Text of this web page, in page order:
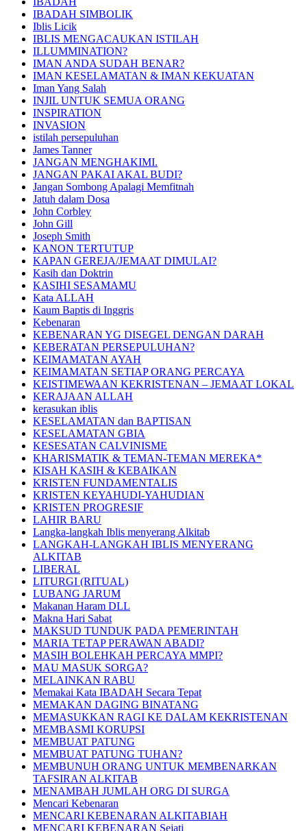
IBADAH SIMBOLIK
Iblis Licik
IBLIS MENGACAUKAN ISTILAH
ILLUMMINATION?
IMAN ANDA SUDAH BENAR?
IMAN KESELAMATAN & IMAN KEKUATAN
Iman Yang Salah
INJIL UNTUK SEMUA ORANG
INSPIRATION
INVASION
istilah persepuluhan
James Tanner
JANGAN MENGHAKIMI.
JANGAN PAKAI AKAL BUDI?
Jangan Sombong Apalagi Memfitnah
Jatuh dalam Dosa
John Corbley
John Gill
Joseph Smith
KANON TERTUTUP
KAPAN GEREJA/JEMAAT DIMULAI?
Kasih dan Doktrin
KASIHI SESAMAMU
Kata ALLAH
Kaum Baptis di Inggris
Kebenaran
KEBENARAN YG DISEGEL DENGAN DARAH
KEBERATAN PERSEPULUHAN?
KEIMAMATAN AYAH
KEIMAMATAN SETIAP ORANG PERCAYA
KEISTIMEWAAN KEKRISTENAN – JEMAAT LOKAL
KERAJAAN ALLAH
kerasukan iblis
KESELAMATAN dan BAPTISAN
KESELAMATAN GBIA
KESESATAN CALVINISME
KHARISMATIK & TEMAN-TEMAN MEREKA*
KISAH KASIH & KEBAIKAN
KRISTEN FUNDAMENTALIS
KRISTEN KEYAHUDI-YAHUDIAN
KRISTEN PROGRESIF
LAHIR BARU
Langka-langkah Iblis menyerang Alkitab
LANGKAH-LANGKAH IBLIS MENYERANG
ALKITAB
LIBERAL
LITURGI (RITUAL)
LUBANG JARUM
Makanan Haram DLL
Makna Hari Sabat
MAKSUD TUNDUK PADA PEMERINTAH
MARIA TETAP PERAWAN ABADI?
MASIH BOLEHKAH PERCAYA MMPI?
MAU MASUK SORGA?
MELAINKAN RABU
Memakai Kata IBADAH Secara Tepat
MEMAKAN DAGING BINATANG
MEMASUKKAN RAGI KE DALAM KEKRISTENAN
MEMBASMI KORUPSI
MEMBUAT PATUNG
MEMBUAT PATUNG TUHAN?
MEMBUNUH ORANG UNTUK MEMBENARKAN
TAFSIRAN ALKITAB
MENAMBAH JUMLAH ORG DI SURGA
Mencari Kebenaran
MENCARI KEBENARAN ALKITABIAH
MENCARI KEBENARAN Sejati